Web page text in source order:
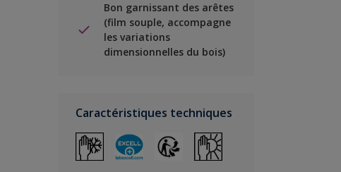
Bon garnissant des arêtes
(film souple, accompagne
les variations
dimensionnelles du bois)
Caractéristiques techniques